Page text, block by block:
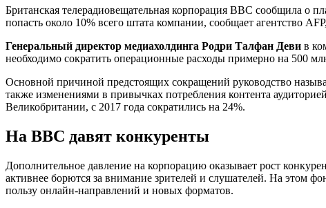
Британская телерадиовещательная корпорация BBC сообщила о
попасть около 10% всего штата компании, сообщает агентство
Генеральный директор медиахолдинга Родри Талфан Деви в
необходимо сократить операционные расходы примерно на 500
Основной причиной предстоящих сокращений руководство
также изменениями в привычках потребления контента
Великобритании, с 2017 года сократились на 24%.
На BBC давят конкуренты
Дополнительное давление на корпорацию оказывает рост
активнее борются за внимание зрителей и слушателей. На этом
пользу онлайн-направлений и новых форматов.